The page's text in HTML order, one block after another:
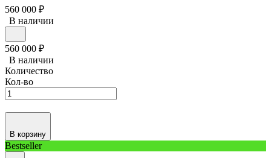
560 000 ₽
В наличии
560 000 ₽
В наличии
Количество
Кол-во
В корзину
Bestseller